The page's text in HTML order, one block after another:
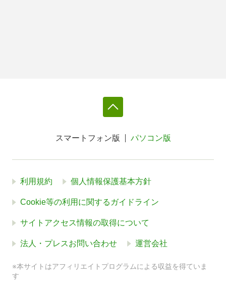
スマートフォン版 パソコン版
利用規約 個人情報保護基本方針
Cookie等の利用に関するガイドライン
サイトアクセス情報の取得について
法人・プレスお問い合わせ 運営会社
※本サイトはアフィリエイトプログラムによる収益を得ていま
す